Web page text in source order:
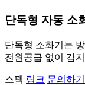
단독형 자동 소
단독형 소화기는
전원공급 없이 감
스펙 링크 문의하기